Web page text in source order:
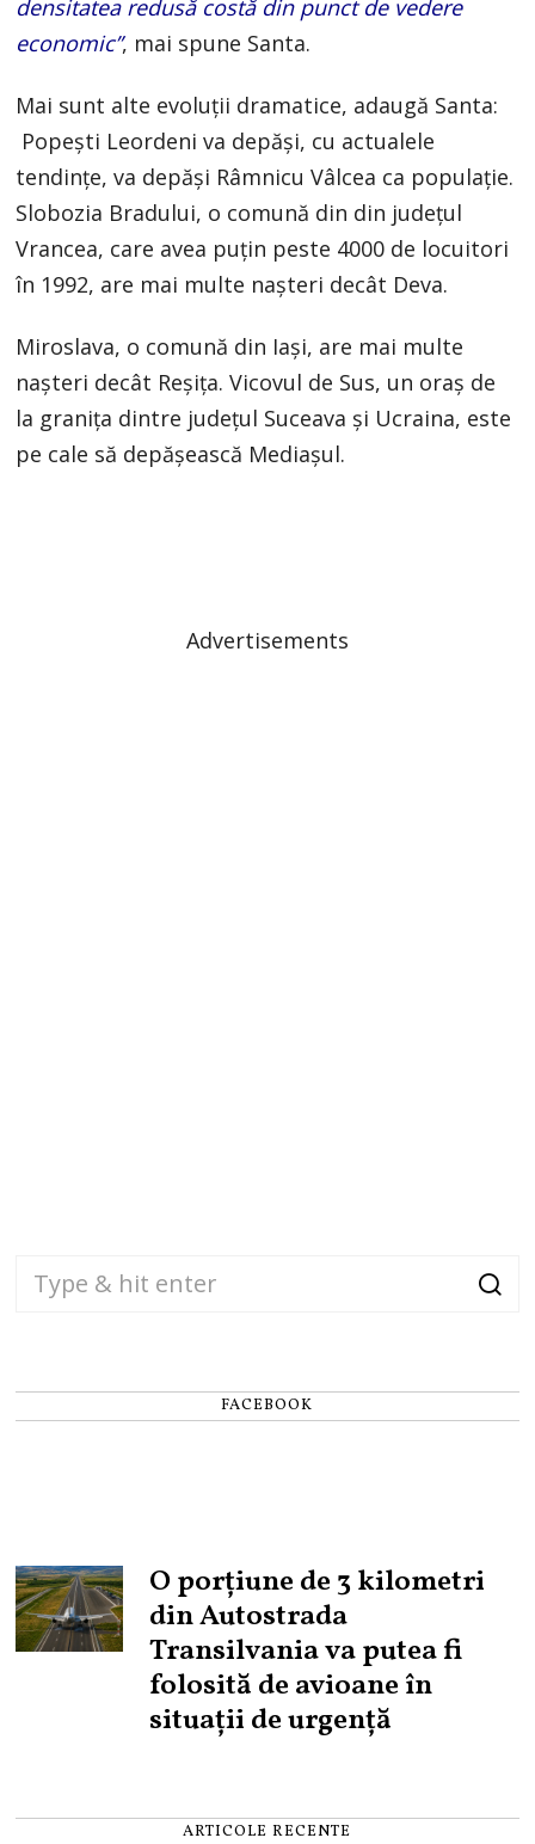
densitatea redusă costă din punct de vedere
economic”, mai spune Santa.
Mai sunt alte evoluții dramatice, adaugă Santa:
Popești Leordeni va depăși, cu actualele
tendințe, va depăși Râmnicu Vâlcea ca populație.
Slobozia Bradului, o comună din din județul
Vrancea, care avea puțin peste 4000 de locuitori
în 1992, are mai multe nașteri decât Deva.
Miroslava, o comună din Iași, are mai multe
nașteri decât Reșița. Vicovul de Sus, un oraș de
la granița dintre județul Suceava și Ucraina, este
pe cale să depășească Mediașul.
Advertisements
FACEBOOK
O porțiune de 3 kilometri
din Autostrada
Transilvania va putea fi
folosită de avioane în
situații de urgență
ARTICOLE RECENTE